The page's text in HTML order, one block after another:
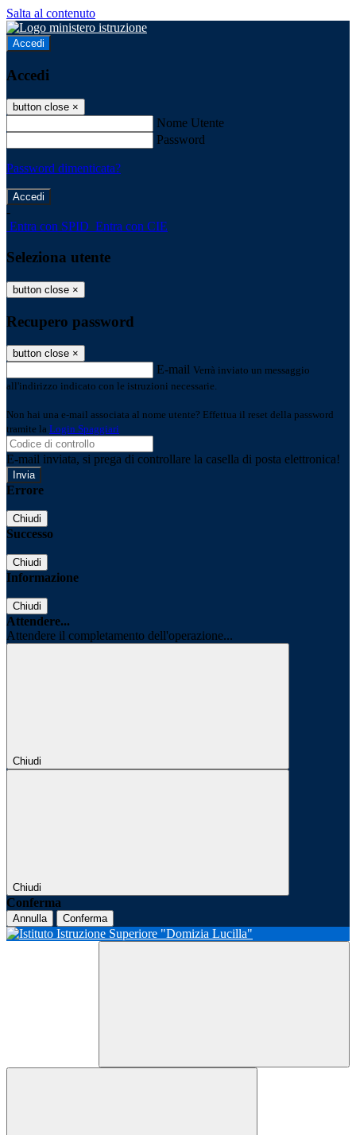
Salta al contenuto
Accedi
Accedi
button close ×
Nome Utente
Password
Password dimenticata?
-
Entra con SPID Entra con CIE
Seleziona utente
button close ×
Recupero password
button close ×
E-mail Verrà inviato un messaggio
all'indirizzo indicato con le istruzioni necessarie.
Non hai una e-mail associata al nome utente? Effettua il reset della password
tramite la Login Spaggiari
E-mail inviata, si prega di controllare la casella di posta elettronica!
Errore
Chiudi
Successo
Chiudi
Informazione
Chiudi
Attendere...
Attendere il completamento dell'operazione...
Chiudi
Chiudi
Conferma
Annulla Conferma